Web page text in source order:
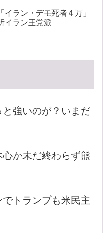
イラン・デモ死者４万」
イラン王党派
強いのが？いまだ
か未だ終わらず熊
トランプも米民主